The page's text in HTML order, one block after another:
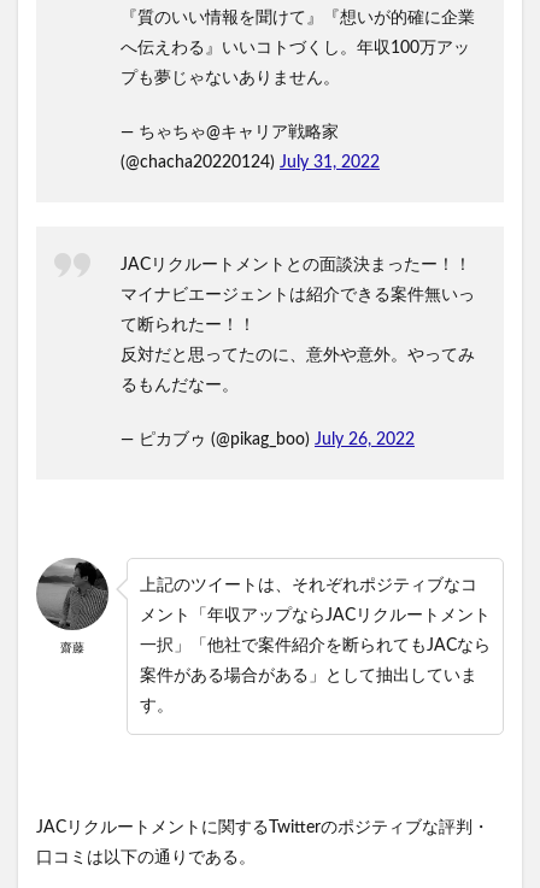
『質のいい情報を聞けて』『想いが的確に企業
へ伝えわる』いいコトづくし。年収100万アッ
プも夢じゃないありません。
— ちゃちゃ@キャリア戦略家
(@chacha20220124) July 31, 2022
JACリクルートメントとの面談決まったー！！
マイナビエージェントは紹介できる案件無いっ
て断られたー！！
反対だと思ってたのに、意外や意外。やってみ
るもんだなー。
— ピカブゥ (@pikag_boo) July 26, 2022
齋藤
上記のツイートは、それぞれポジティブなコ
メント「年収アップならJACリクルートメント
一択」「他社で案件紹介を断られてもJACなら
案件がある場合がある」として抽出していま
す。
JACリクルートメントに関するTwitterのポジティブな評判・
口コミは以下の通りである。